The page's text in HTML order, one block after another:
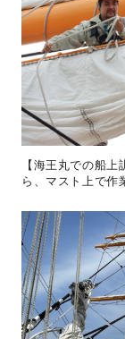
【海王丸での船
ら、マスト上で作